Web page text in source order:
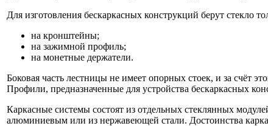
Для изготовления бескаркасных конструкций берут
на кронштейны;
на зажимной профиль;
на монетные держатели.
Боковая часть лестницы не имеет опорных стоек, и за счёт
Профили, предназначенные для устройства бескаркасных
Каркасные системы состоят из отдельных стеклянных
алюминиевым или из нержавеющей стали. Достоинства